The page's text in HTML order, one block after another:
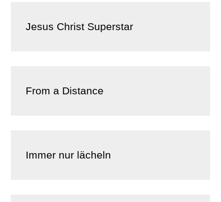
Jesus Christ Superstar
From a Distance
Immer nur lächeln